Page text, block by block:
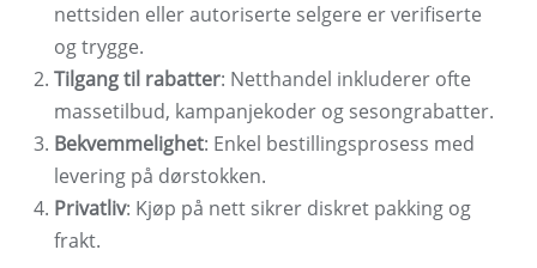
nettsiden eller autoriserte selgere er verifiserte
og trygge.
Tilgang til rabatter: Netthandel inkluderer ofte
massetilbud, kampanjekoder og sesongrabatter.
Bekvemmelighet: Enkel bestillingsprosess med
levering på dørstokken.
Privatliv: Kjøp på nett sikrer diskret pakking og
frakt.